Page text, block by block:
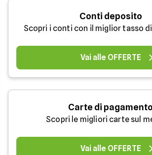
Conti deposito
Scopri i conti con il miglior tasso
Vai alle OFFERTE
Carte di pagamento
Scopri le migliori carte sul
Vai alle OFFERTE